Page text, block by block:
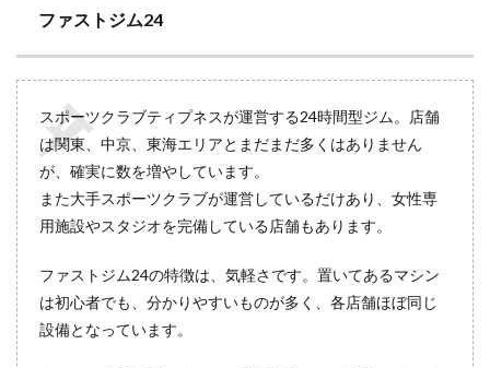
ファストジム24
スポーツクラブティプネスが運営する24時間型ジム。店舗
は関東、中京、東海エリアとまだまだ多くはありません
が、確実に数を増やしています。
また大手スポーツクラブが運営しているだけあり、女性専
用施設やスタジオを完備している店舗もあります。
ファストジム24の特徴は、気軽さです。置いてあるマシン
は初心者でも、分かりやすいものが多く、各店舗ほぼ同じ
設備となっています。